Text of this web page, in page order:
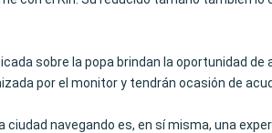
sobre la popa brindan la oportunidad
por el monitor y tendrán ocasión de
navegando es, en sí misma, una